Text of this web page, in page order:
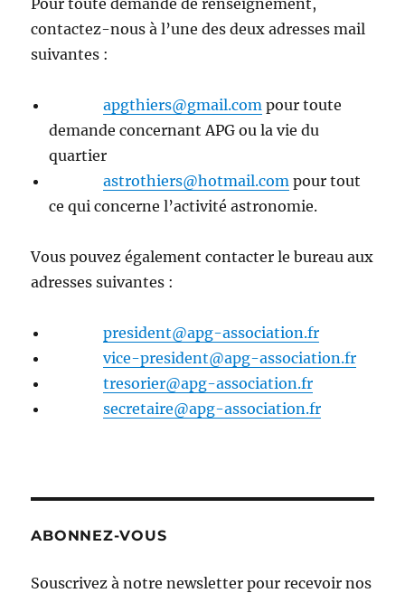
contactez-nous à l’une des deux adresses mail
suivantes :
apgthiers@gmail.com pour toute
demande concernant APG ou la vie du
quartier
astrothiers@hotmail.com pour tout
ce qui concerne l’activité astronomie.
Vous pouvez également contacter le bureau aux
adresses suivantes :
president@apg-association.fr
vice-president@apg-association.fr
tresorier@apg-association.fr
secretaire@apg-association.fr
ABONNEZ-VOUS
Souscrivez à notre newsletter pour recevoir nos